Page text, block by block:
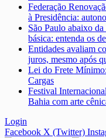
Federação
à Presidência:
São Paulo abaixo
básica: entenda os
Entidades avaliam
juros, mesmo após
Lei do Frete
Cargas
Festival
Bahia com arte
Login
Facebook X (Twitter)